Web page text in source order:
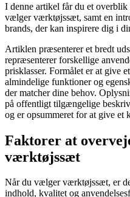
I denne artikel får du et
vælger værktøjssæt, samt en
brands, der kan inspirere dig i
Artiklen præsenterer et bredt
repræsenterer forskellige
prisklasser. Formålet er at give
almindelige funktioner og
der matcher dine behov.
på offentligt tilgængelige
og er opsummeret for at give et
Faktorer at
værktøjssæt
Når du vælger værktøjssæt, er
indhold, kvalitet og